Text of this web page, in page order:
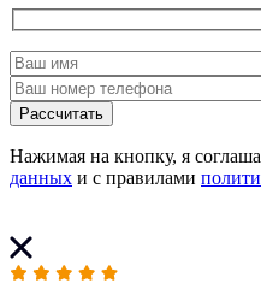
Рассчитать
Нажимая на кнопку, я
данных и с правилами